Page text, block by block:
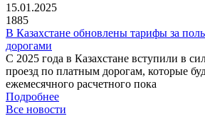
15.01.2025
1885
В Казахстане обновлены тарифы за
дорогами
С 2025 года в Казахстане вступили в
проезд по платным дорогам, которые
ежемесячного расчетного пока
Подробнее
Все новости